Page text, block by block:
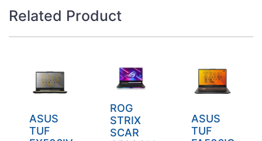
Related Product
ASUS
TUF
ROG
STRIX
SCAR
ASUS
TUF